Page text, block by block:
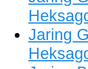
Jaring